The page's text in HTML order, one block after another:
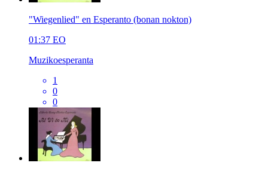
"Wiegenlied" en Esperanto (bonan nokton)
01:37 EO
Muzikoesperanta
1
0
0